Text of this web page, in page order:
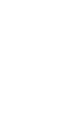
in einem
Raum abzuheben.
dass Deine
wertvoll